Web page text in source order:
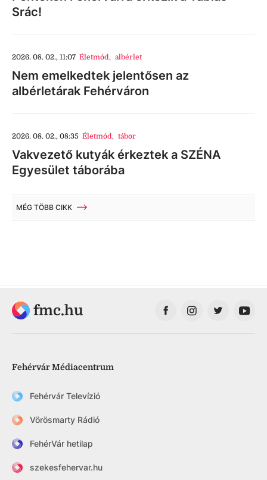
Srác!
2026. 08. 02., 11:07 Életmód, albérlet
Nem emelkedtek jelentősen az
albérletárak Fehérváron
2026. 08. 02., 08:35 Életmód, tábor
Vakvezető kutyák érkeztek a SZÉNA
Egyesület táborába
MÉG TÖBB CIKK
fmc.hu
Fehérvár Médiacentrum
Fehérvár Televízió
Vörösmarty Rádió
FehérVár hetilap
szekesfehervar.hu